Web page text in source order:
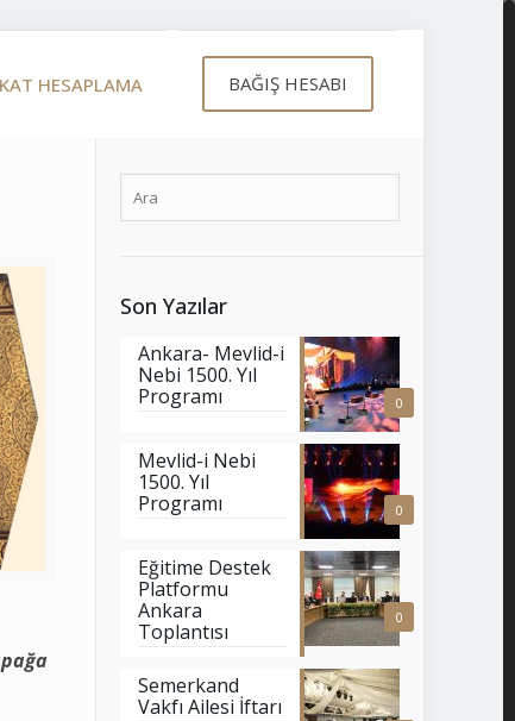
HESAPLAMA BAĞIŞ HESABI
Son Yazılar
0
Ankara- Mevlid-i
Nebi 1500. Yıl
Programı
0
Mevlid-i Nebi
1500. Yıl
Programı
0
Eğitime Destek
Platformu
Ankara
Toplantısı
Semerkand
Vakfı Ailesi İftarı